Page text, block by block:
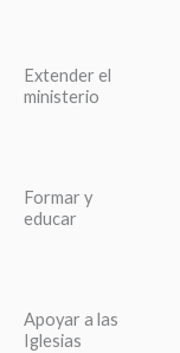
Extender el
ministerio
Formar y
educar
Apoyar a las
Iglesias